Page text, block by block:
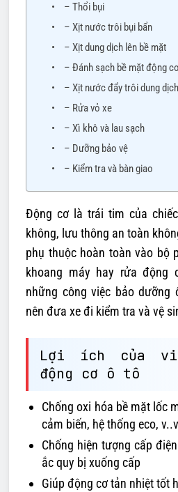
– Thổi bụi
– Xịt nước trôi bụi bẩn
– Xịt dung dịch lên bề mặt
– Đánh sạch bề mặt động
– Xịt nước đẩy trôi dung dịch
– Rửa vỏ xe
– Xì khô và lau sạch
– Dưỡng bảo vệ
– Kiểm tra và bàn giao
Động cơ là trái tim của
không, lưu thông an toàn
phụ thuộc hoàn toàn vào bộ
khoang máy hay rửa
những công việc bảo dưỡng
nên đưa xe đi kiểm tra và vệ
Lợi ích của
động cơ ô tô
Chống oxi hóa bề mặt lốc
cảm biến, hệ thống eco,
Chống hiện tượng cấp
ắc quy bị xuống cấp
Giúp động cơ tản nhiệt tốt